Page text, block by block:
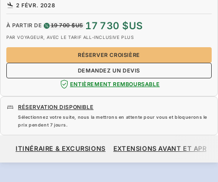
2 FÉVR. 2028
À PARTIR DE 19 700 $US 17 730 $US
PAR VOYAGEUR, AVEC LE TARIF ALL-INCLUSIVE PLUS
RÉSERVER CROISIÈRE
DEMANDEZ UN DEVIS
ENTIÈREMENT REMBOURSABLE
RÉSERVATION DISPONIBLE
Sélectionnez votre suite, nous la mettrons en attente pour vous et bloquerons le
prix pendent 7 jours.
À PARTIR DE 17 730 $US
ITINÉRAIRE & EXCURSIONS EXTENSIONS AVANT ET APRÈS